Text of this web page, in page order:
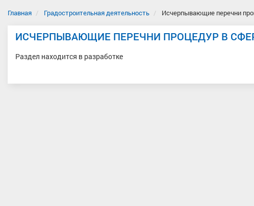
Главная Градостроительная деятельность Исчерпывающие перечни
ИСЧЕРПЫВАЮЩИЕ ПЕРЕЧНИ ПРОЦЕДУР В
Раздел находится в разработке